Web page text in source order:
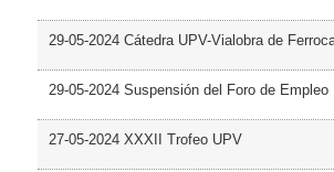
29-05-2024 Cátedra UPV-Vialobra de
29-05-2024 Suspensión del Foro de Empleo
27-05-2024 XXXII Trofeo UPV